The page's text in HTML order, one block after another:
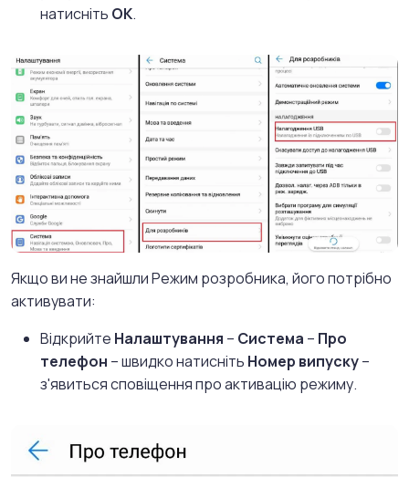
натисніть OK.
Якщо ви не знайшли Режим розробника, його потрібно
активувати:
Відкрийте Налаштування – Система – Про
телефон – швидко натисніть Номер випуску–
з'явиться сповіщення про активацію режиму.